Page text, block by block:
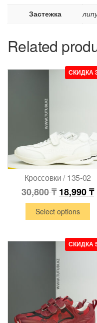
Застежка
Related
СКИДКА
Кроссовки / 135-02
30,800₸ 18,990₸
Select options
СКИДКА